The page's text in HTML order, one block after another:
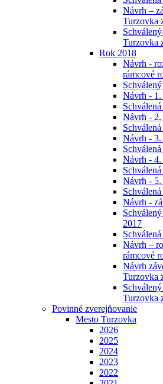
Návrh –
Turzovka
Turzovka
Rok 2018
Návrh -
rámcové
Návrh - 1.
Návrh - 2.
Návrh - 3.
Návrh - 4.
Návrh - 5.
Návrh -
2017
Návrh –
rámcové
Návrh
Turzovka
Turzovka
Povinné zverejňovanie
Mesto Turzovka
2026
2025
2024
2023
2022